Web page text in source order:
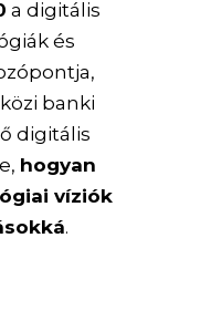
a digitális
és
banki
digitális
hogyan
víziók
.